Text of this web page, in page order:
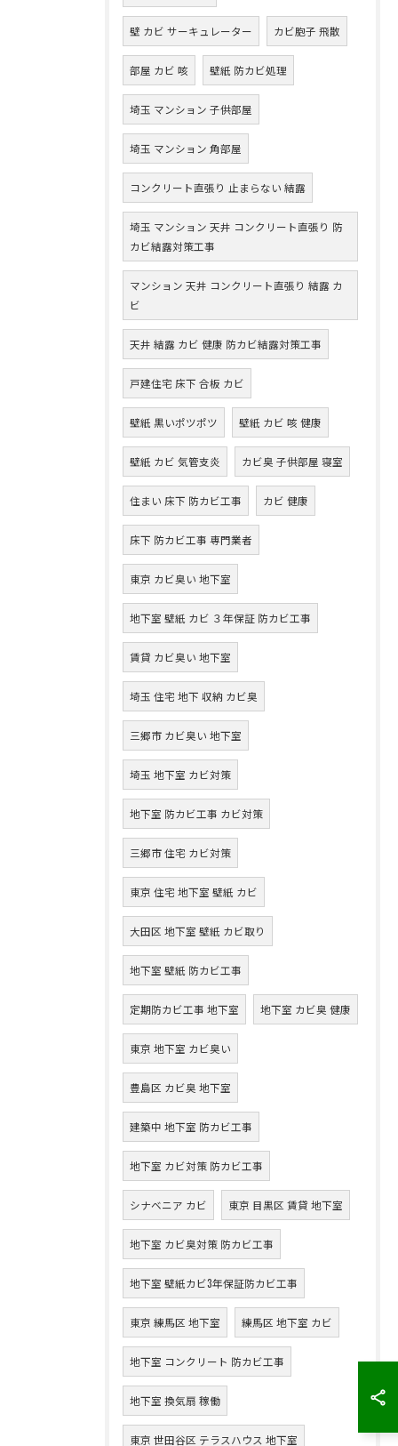
壁 カビ サーキュレーター カビ胞子 飛散
部屋 カビ 咳 壁紙 防カビ処理
埼玉 マンション 子供部屋
埼玉 マンション 角部屋
コンクリート直張り 止まらない 結露
埼玉 マンション 天井 コンクリート直張り 防
カビ結露対策工事
マンション 天井 コンクリート直張り 結露 カ
ビ
天井 結露 カビ 健康 防カビ結露対策工事
戸建住宅 床下 合板 カビ
壁紙 黒いポツポツ 壁紙 カビ 咳 健康
壁紙 カビ 気管支炎 カビ臭 子供部屋 寝室
住まい 床下 防カビ工事 カビ 健康
床下 防カビ工事 専門業者
東京 カビ臭い 地下室
地下室 壁紙 カビ ３年保証 防カビ工事
賃貸 カビ臭い 地下室
埼玉 住宅 地下 収納 カビ臭
三郷市 カビ臭い 地下室
埼玉 地下室 カビ対策
地下室 防カビ工事 カビ対策
三郷市 住宅 カビ対策
東京 住宅 地下室 壁紙 カビ
大田区 地下室 壁紙 カビ取り
地下室 壁紙 防カビ工事
定期防カビ工事 地下室 地下室 カビ臭 健康
東京 地下室 カビ臭い
豊島区 カビ臭 地下室
建築中 地下室 防カビ工事
地下室 カビ対策 防カビ工事
シナベニア カビ 東京 目黒区 賃貸 地下室
地下室 カビ臭対策 防カビ工事
地下室 壁紙カビ3年保証防カビ工事
東京 練馬区 地下室 練馬区 地下室 カビ
地下室 コンクリート 防カビ工事
地下室 換気扇 稼働
東京 世田谷区 テラスハウス 地下室